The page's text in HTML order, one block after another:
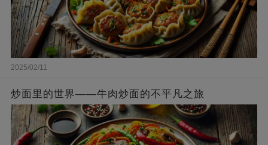
2025/02/11
炒面里的世界——牛肉炒面的不平凡之旅